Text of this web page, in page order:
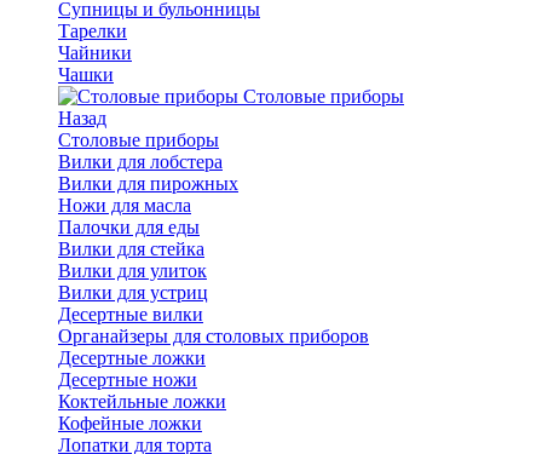
Супницы и бульонницы
Тарелки
Чайники
Чашки
Cтоловые приборы
Назад
Cтоловые приборы
Вилки для лобстера
Вилки для пирожных
Ножи для масла
Палочки для еды
Вилки для стейка
Вилки для улиток
Вилки для устриц
Десертные вилки
Органайзеры для столовых приборов
Десертные ложки
Десертные ножи
Коктейльные ложки
Кофейные ложки
Лопатки для торта